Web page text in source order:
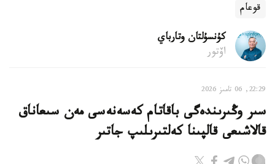
قوعام
كۇنسۇلتان وتارباي
اۆتور
22:29, 06 تامىز 2026
سىر وڭىرىندەگى باقاتام كەسەنەسى مەن سىعاناق
قالاشىعى قالپىنا كەلتىرىلىپ جاتىر